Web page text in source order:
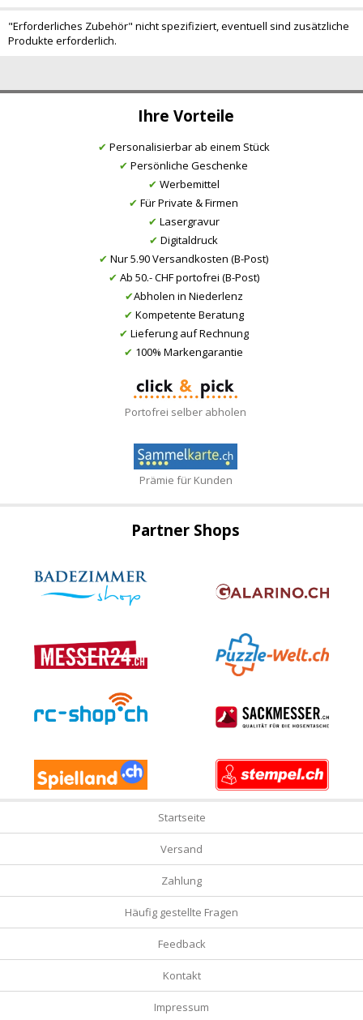
Ihre Vorteile
✔ Personalisierbar ab einem Stück
✔ Persönliche Geschenke
✔ Werbemittel
✔ Für Private & Firmen
✔ Lasergravur
✔ Digitaldruck
✔ Nur 5.90 Versandkosten (B-Post)
✔ Ab 50.- CHF portofrei (B-Post)
✔Abholen in Niederlenz
✔ Kompetente Beratung
✔ Lieferung auf Rechnung
✔ 100% Markengarantie
Portofrei selber abholen
Prämie für Kunden
"Erforderliches Zubehör" nicht spezifiziert, eventuell sind zusätzliche
Produkte erforderlich.
Partner Shops
Startseite
Versand
Zahlung
Häufig gestellte Fragen
Feedback
Kontakt
Impressum